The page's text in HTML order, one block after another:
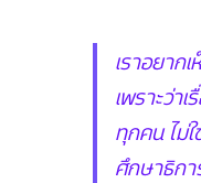
เราอยาก
เพราะว่า
ทุกคน ไม่
ศึกษาธิก